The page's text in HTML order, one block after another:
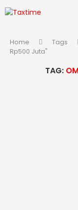
Home Tags
Rp500 Juta"
TAG: